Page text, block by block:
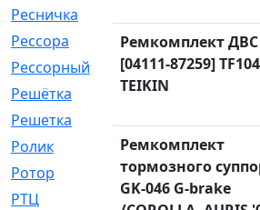
Ресничка
Рессора
[51]
Рессорный
[107]
Решётка
[101]
Решетка
[21]
Ролик
[790]
Ротор
[2]
РТЦ
[475]
Ремкомплект ДВС
[04111-87259]
TEIKIN
Ремкомплект
тормозного
GK-046 G-brake